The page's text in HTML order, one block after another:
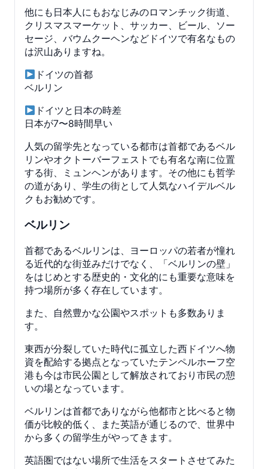
他にも日本人にもおなじみのロマンチック街道、
クリスマスマーケット、サッカー、ビール、ソー
セージ、バウムクーヘンなどドイツで有名なもの
は沢山ありますね。
ドイツの首都
ベルリン
ドイツと日本の時差
日本が7〜8時間早い
人気の留学先となっている都市は首都であるベル
リンやオクトーバーフェストでも有名な南に位置
する街、ミュンヘンがあります。その他にも哲学
の道があり、学生の街として人気なハイデルベル
クもお勧めです。
ベルリン
首都であるベルリンは、ヨーロッパの若者が憧れ
る近代的な街並みだけでなく、「ベルリンの壁」
をはじめとする歴史的・文化的にも重要な意味を
持つ場所が多く存在しています。
また、自然豊かな公園やスポットも多数ありま
す。
東西が分裂していた時代に孤立した西ドイツへ物
資を配給する拠点となっていたテンペルホーフ空
港も今は市民公園として解放されており市民の憩
いの場となっています。
ベルリンは首都でありながら他都市と比べると物
価が比較的低く、また英語が通じるので、世界中
から多くの留学生がやってきます。
英語圏ではない場所で生活をスタートさせてみた